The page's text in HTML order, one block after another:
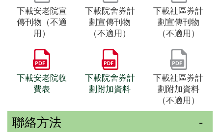
下載安老院宣
傳刊物（不適
用）
下載院舍券計
劃宣傳刊物
（不適用）
下載社區券計
劃宣傳刊物
（不適用）
下載安老院收
費表
下載院舍券計
劃附加資料
下載社區券計
劃附加資料
（不適用）
聯絡方法